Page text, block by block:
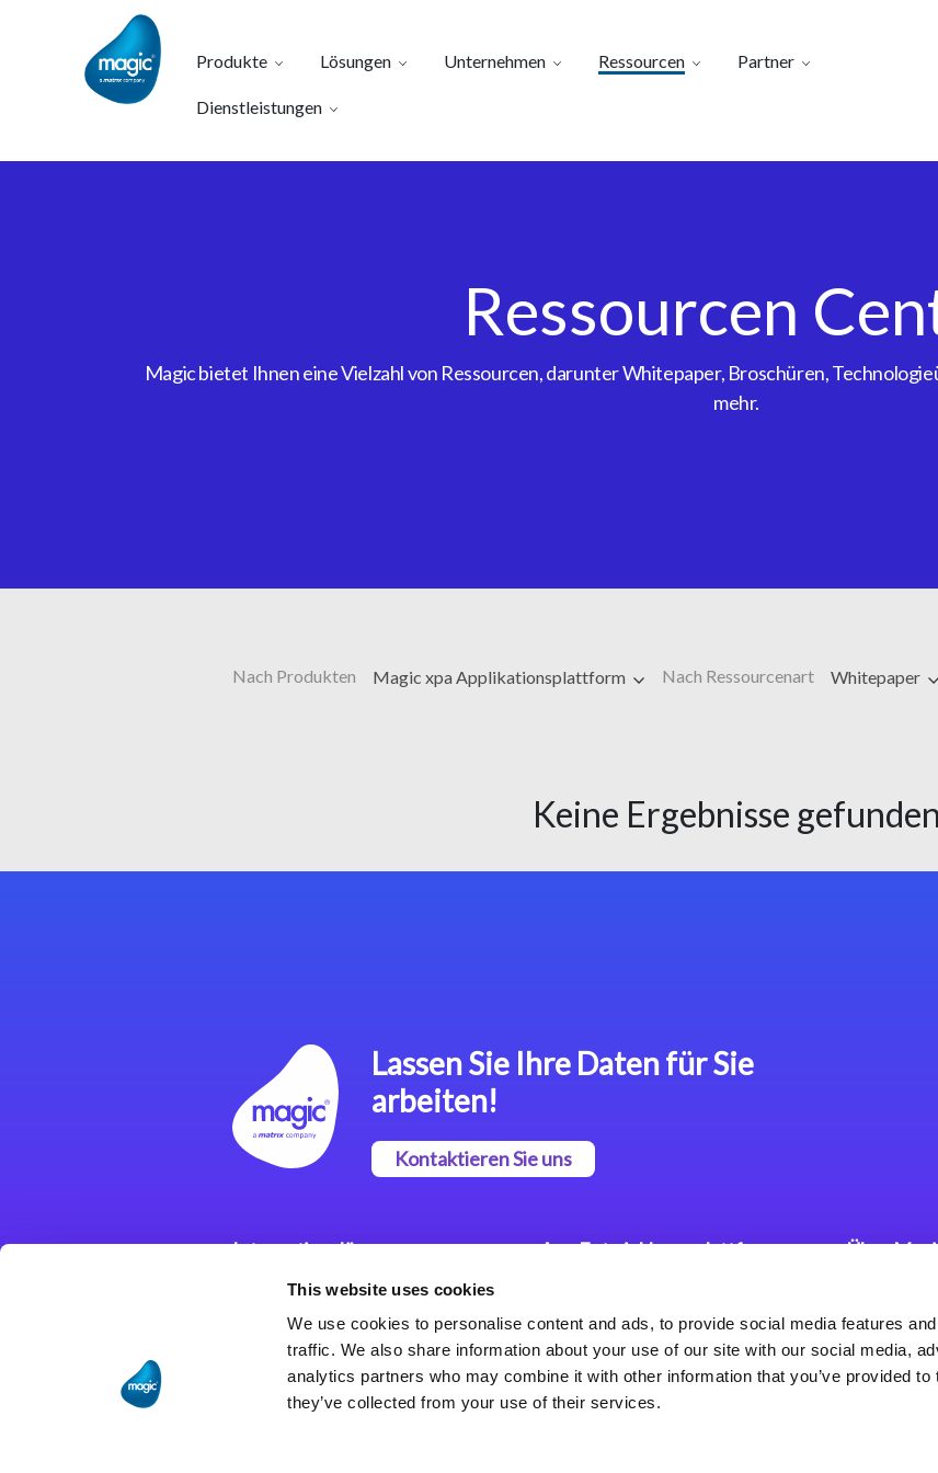
This website uses cookies
We use cookies to personalise content and ads, to provide social media features
traffic. We also share information about your use of our site with our social media,
analytics partners who may combine it with other information that you’ve provided to
they’ve collected from your use of their services.
Produkte Lösungen Unternehmen Ressourcen Partner
Dienstleistungen
Ressourcen
Magic bietet Ihnen eine Vielzahl von Ressourcen, darunter Whitepaper, Broschüren,
mehr.
Nach Produkten Magic xpa Applikationsplattform Nach Ressourcenart Whitepaper
Keine Ergebnisse gefunden
Lassen Sie Ihre Daten für Sie
arbeiten!
Kontaktieren Sie uns
Integrationslösungen
Magic xpi
Integrationsplattform
App Entwicklungsplattform
Plattform
Magic xpa Web Application
Framework
Über
Karriere
Weltweite